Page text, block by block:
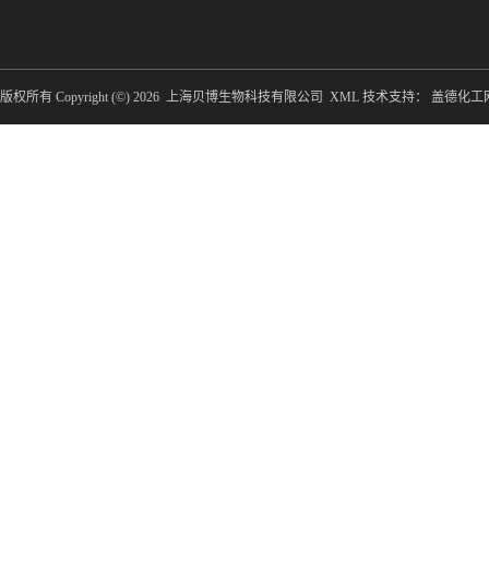
版权所有 Copyright (©) 2026 上海贝博生物科技有限公司 XML 技术支持： 盖德化工